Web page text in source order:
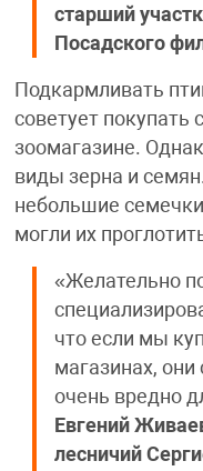
старший
Посадского
Подкармливать
советует
зоомагазине.
виды зерна и
небольшие
могли их
«Желательно
что если мы
магазинах,
очень вредно
Евгений
лесничий